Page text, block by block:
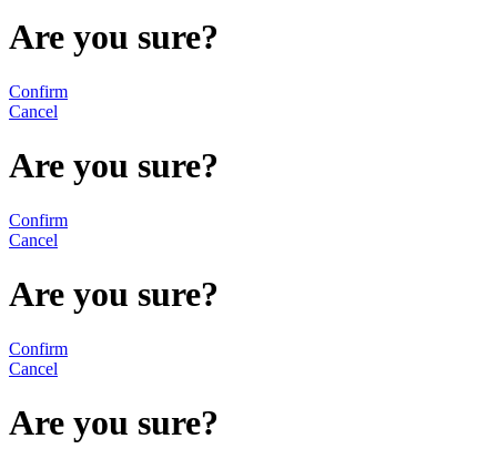
Are you sure?
Confirm
Cancel
Are you sure?
Confirm
Cancel
Are you sure?
Confirm
Cancel
Are you sure?